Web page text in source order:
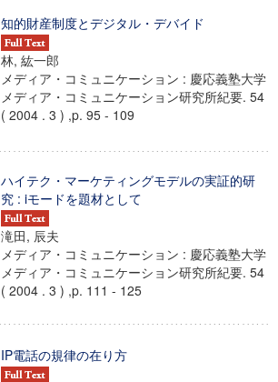
知的財産制度とデジタル・デバイド
林, 紘一郎
メディア・コミュニケーション : 慶応義塾大学
メディア・コミュニケーション研究所紀要. 54
( 2004 . 3 ) ,p. 95 - 109
ハイテク・マーケティングモデルの実証的研
究 : iモードを題材として
滝田, 辰夫
メディア・コミュニケーション : 慶応義塾大学
メディア・コミュニケーション研究所紀要. 54
( 2004 . 3 ) ,p. 111 - 125
IP電話の規律の在り方